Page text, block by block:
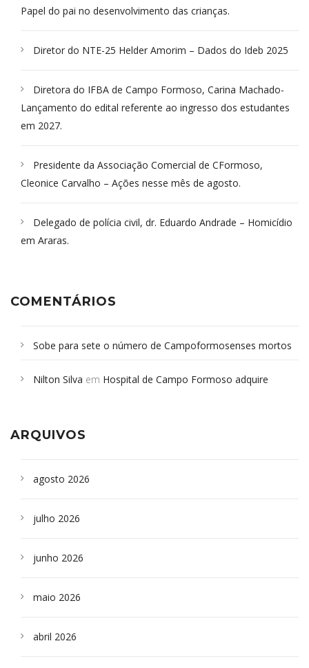
Papel do pai no desenvolvimento das crianças.
Diretor do NTE-25 Helder Amorim – Dados do Ideb 2025
Diretora do IFBA de Campo Formoso, Carina Machado-
Lançamento do edital referente ao ingresso dos estudantes
em 2027.
Presidente da Associação Comercial de CFormoso,
Cleonice Carvalho – Ações nesse mês de agosto.
Delegado de polícia civil, dr. Eduardo Andrade – Homicídio
em Araras.
COMENTÁRIOS
Sobe para sete o número de Campoformosenses mortos
Campoformosenses que morreram em desabamentos são
Nilton Silva em Hospital de Campo Formoso adquire
ARQUIVOS
agosto 2026
julho 2026
junho 2026
maio 2026
abril 2026